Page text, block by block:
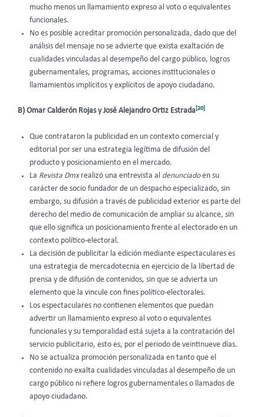
mucho menos un llamamiento expreso al voto o equivalentes
funcionales.
No es posible acreditar promoción personalizada, dado que del
análisis del mensaje no se advierte que exista exaltación de
cualidades vinculadas al desempeño del cargo público, logros
gubernamentales, programas, acciones institucionales o
llamamientos implícitos y explícitos de apoyo ciudadano.
B) Omar Calderón Rojas y José Alejandro Ortiz Estrada[20]
Que contrataron la publicidad en un contexto comercial y
editorial por ser una estrategia legítima de difusión del
producto y posicionamiento en el mercado.
La Revista Dmxrealizó una entrevista al denunciadoen su
carácter de socio fundador de un despacho especializado, sin
embargo, su difusión a través de publicidad exterior es parte del
derecho del medio de comunicación de ampliar su alcance, sin
que ello significa un posicionamiento frente al electorado en un
contexto político-electoral.
La decisión de publicitar la edición mediante espectaculares es
una estrategia de mercadotecnia en ejercicio de la libertad de
prensa y de difusión de contenidos, sin que se advierta un
elemento que la vincule con fines político-electorales.
Los espectaculares no contienen elementos que puedan
advertir un llamamiento expreso al voto o equivalentes
funcionales y su temporalidad está sujeta a la contratación del
servicio publicitario, esto es, por el periodo de veintinueve días.
No se actualiza promoción personalizada en tanto que el
contenido no exalta cualidades vinculadas al desempeño de un
cargo público ni refiere logros gubernamentales o llamados de
apoyo ciudadano.